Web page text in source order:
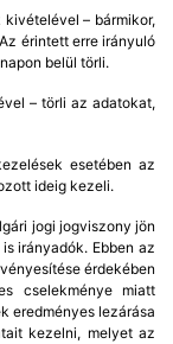
– bármikor,
érintett erre irányuló
belül törli.
– törli az adatokat,
esetében az
ideig kezeli.
jogi jogviszony jön
irányadók. Ebben az
érdekében
cselekménye miatt
eredményes lezárása
kezelni, melyet az